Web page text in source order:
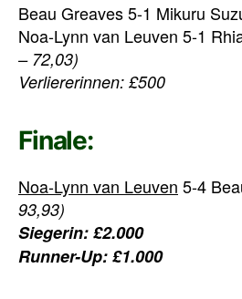
Beau Greaves 5-1 Mikuru
Noa-Lynn van Leuven 5-1
– 72,03)
Verliererinnen: £500
Finale:
Noa-Lynn van Leuven 5-4
93,93)
Siegerin: £2.000
Runner-Up: £1.000